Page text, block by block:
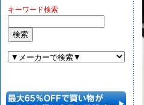
キーワード検索